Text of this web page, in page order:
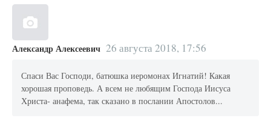
Александр Алексеевич 26 августа 2018, 17:56
Спаси Вас Господи, батюшка иеромонах Игнатий! Какая
хорошая проповедь. А всем не любящим Господа Иисуса
Христа- анафема, так сказано в послании Апостолов...